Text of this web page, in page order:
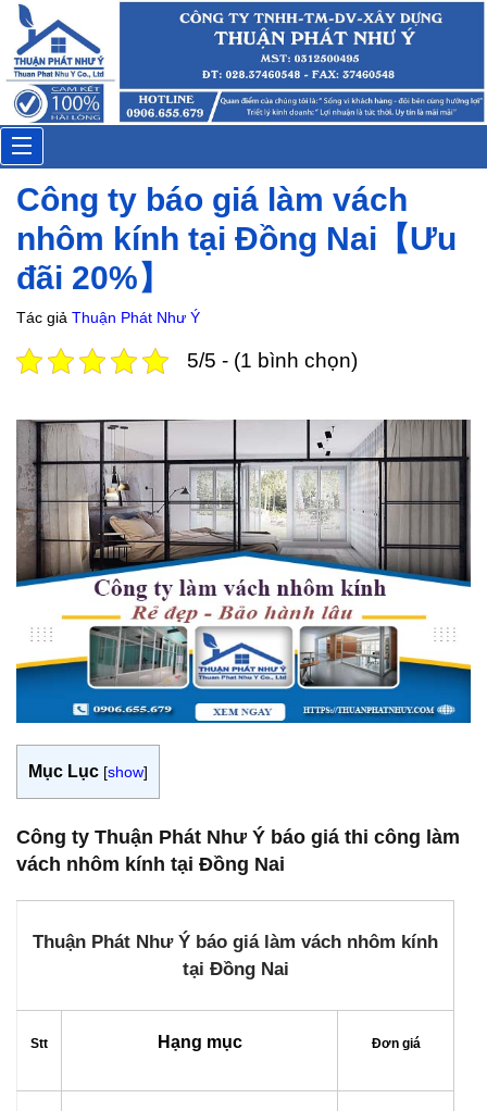
Toggle
navigation
Công ty báo giá làm vách
nhôm kính tại Đồng Nai【Ưu
đãi 20%】
Tác giả Thuận Phát Như Ý
5/5 - (1 bình chọn)
Mục Lục [show]
Công ty Thuận Phát Như Ý báo giá thi công làm
vách nhôm kính tại Đồng Nai
Thuận Phát Như Ý báo giá làm vách nhôm kính
tại Đồng Nai
Stt Hạng mục Đơn giá
Anh Hùng
Đặt lịch: 20 phút trước